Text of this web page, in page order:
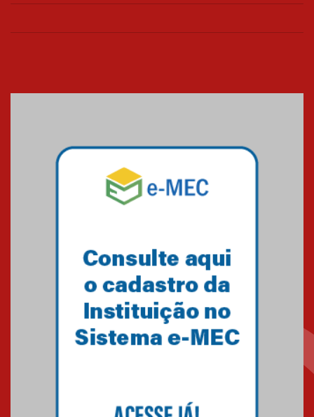
realizará nova edição da Feira
04.08.2026
Mackenzie recepciona os
calouros do segundo semestre
Como o Colégio Mackenzie
Brasília prepara seus
estudantes para o PAS antes
mesmo do Ensino Médio